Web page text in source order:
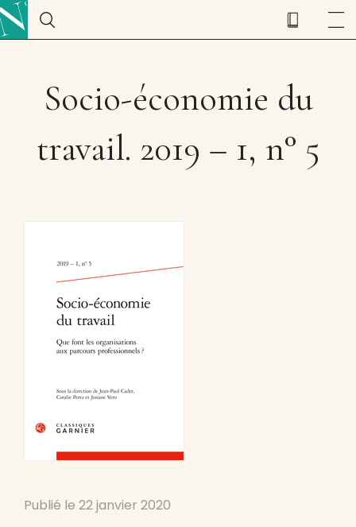
Socio-économie du
travail. 2019 – 1, n° 5
Publié le 22 janvier 2020